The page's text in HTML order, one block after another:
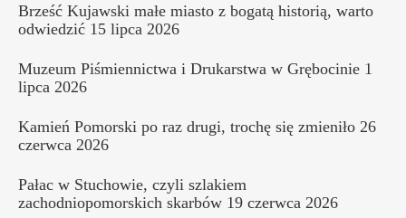
Brześć Kujawski małe miasto z bogatą historią, warto
odwiedzić 15 lipca 2026
Muzeum Piśmiennictwa i Drukarstwa w Grębocinie 1
lipca 2026
Kamień Pomorski po raz drugi, trochę się zmieniło 26
czerwca 2026
Pałac w Stuchowie, czyli szlakiem
zachodniopomorskich skarbów 19 czerwca 2026